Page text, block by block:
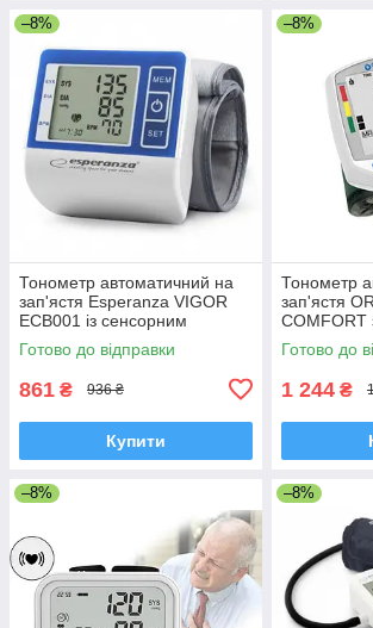
–8%
Тонометр автоматичний на
зап'ястя Esperanza VIGOR
ЕСВ001 із сенсорним
екраном, інтелектом, Польща
Готово до відправки
861 ₴ 936 ₴
Купити
–8%
Тонометр
зап'ястя
COMFORT
дисплеєм,
Готово до
1 244 ₴
–8% –8%